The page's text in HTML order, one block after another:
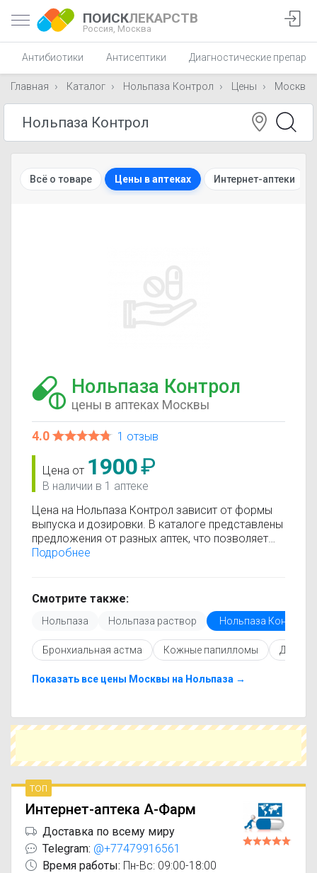
ПОИСКЛЕКАРСТВ
Россия, Москва
Антибиотики Антисептики Диагностические
Главная Каталог Нольпаза Контрол Цены Москва
Всё о товаре Цены в аптеках Интернет-аптеки
Нольпаза Контрол
цены в аптеках Москвы
4.0 1 отзыв
Цена от 1900₽
В наличии в 1 аптеке
Цена на Нольпаза Контрол зависит от формы
выпуска и дозировки. В каталоге представлены
предложения от разных аптек, что позволяет
быстро найти, где купить Нольпаза Контрол по
только актуальные данные.
Перед покупкой рекомендуется ознакомиться с
инструкцией по применению, показаниями и
противопоказаниями. При необходимости вы
можете подобрать аналоги Нольпаза Контрол
доступной ценой.
предложения. Это поможет сэкономить время
Подробнее
Смотрите также:
Нольпаза Нольпаза раствор Нольпаза Контрол
Бронхиальная астма Кожные папилломы
Показать все цены Москвы на Нольпаза →
топ
Интернет-аптека А-Фарм
Доставка по всему миру
Telegram: @+77479916561
Время работы: Пн-Вс: 09:00-18:00